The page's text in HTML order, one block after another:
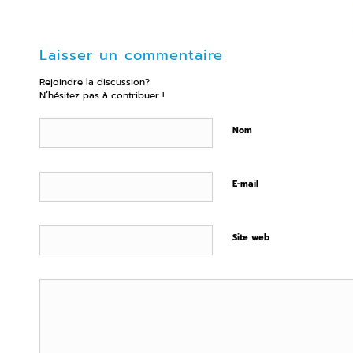
Laisser un commentaire
Rejoindre la discussion?
N’hésitez pas à contribuer !
Nom
E-mail
Site web